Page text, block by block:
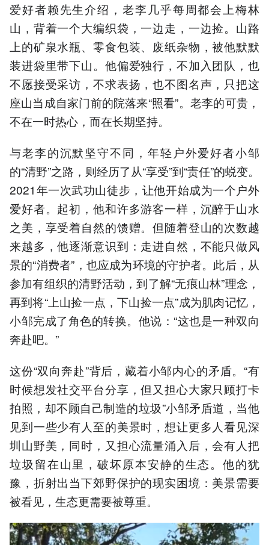
爱好者赖先生介绍，老李几乎每周都会上梅林
山，背着一个大编织袋，一边走，一边捡。山路
上的矿泉水瓶、零食包装、废纸杂物，被他默默
装进袋里带下山。他偏爱独行，不加入团队，也
不愿接受采访，不求表扬，也不图名声，只把这
座山当成自家门前的院落来“照看”。老李的可贵，
不在一时热心，而在长期坚持。
与老李的沉默坚守不同，年轻户外爱好者小邹
的“清野”之路，则经历了从“享受”到“责任”的蜕变。
2021年一次武功山徒步，让他开始成为一个户外
爱好者。起初，他和许多游客一样，沉醉于山水
之美，享受着自然的馈赠。但随着登山的次数越
来越多，他逐渐意识到：走进自然，不能只做风
景的“消费者”，也应成为环境的守护者。此后，从
参加有组织的清野活动，到了解“无痕山林”理念，
再到将“上山捡一点，下山捡一点”成为肌肉记忆，
小邹完成了角色的转换。他说：“这也是一种双向
奔赴吧。”
这份“双向奔赴”背后，藏着小邹内心的矛盾。“有
时候想发社交平台分享，但又担心大家只顾打卡
拍照，却不顾自己制造的垃圾”小邹矛盾道，当他
见到一些少有人至的美景时，想让更多人看见深
圳山野美，同时，又担心流量涌入后，会有人把
垃圾留在山里，破坏原本安静的生态。他的犹
豫，折射出当下郊野保护的现实困境：美景需要
被看见，生态更需要被尊重。